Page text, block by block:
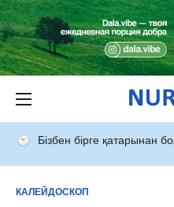
Бізбен бірге қатарынан
КАЛЕЙДОСКОП